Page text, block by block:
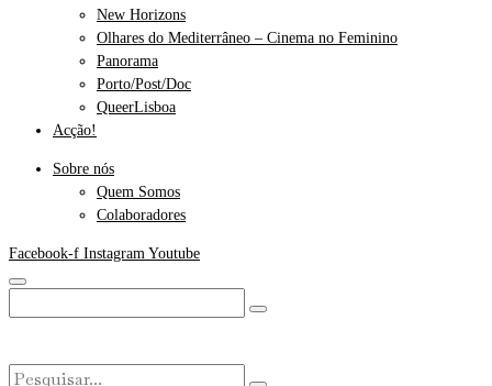
New Horizons
Olhares do Mediterrâneo – Cinema no Feminino
Panorama
Porto/Post/Doc
QueerLisboa
Acção!
Sobre nós
Quem Somos
Colaboradores
Facebook-f Instagram Youtube